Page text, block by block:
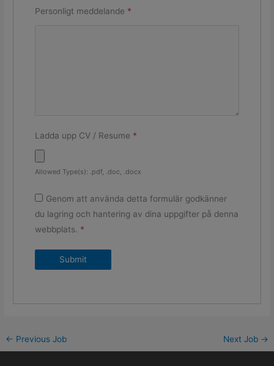
Personligt meddelande *
Ladda upp CV / Resume *
Allowed Type(s): .pdf, .doc, .docx
Genom att använda detta formulär godkänner
du lagring och hantering av dina uppgifter på denna
webbplats. *
← Previous Job Next Job →